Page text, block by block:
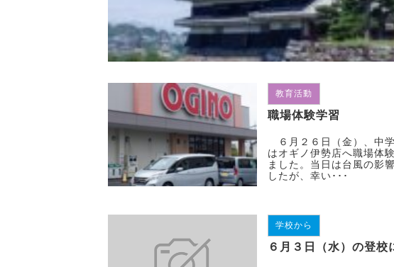
教育活動
職場体験学習
６月２６日（金）、中
はオギノ伊勢店へ職場体
ました。当日は台風の影
したが、幸い･･･
学校から
６月３日（水）の登校